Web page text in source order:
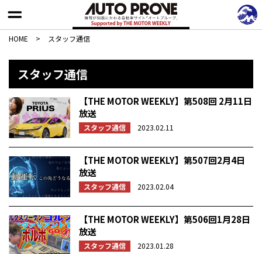
HOME > スタッフ通信
スタッフ通信
【THE MOTOR WEEKLY】第508回 2月11日
放送
スタッフ通信 2023.02.11
【THE MOTOR WEEKLY】第507回2月4日
放送
スタッフ通信 2023.02.04
【THE MOTOR WEEKLY】第506回1月28日
放送
スタッフ通信 2023.01.28